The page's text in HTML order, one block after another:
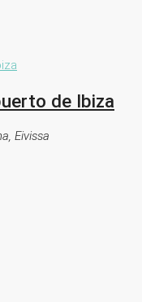
de Ibiza
Eivissa